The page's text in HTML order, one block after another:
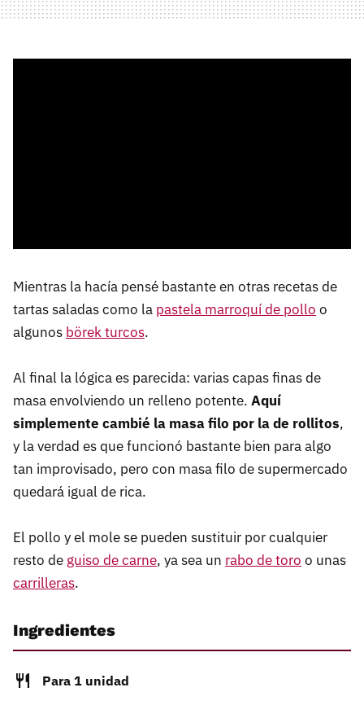
Mientras la hacía pensé bastante en otras recetas de
tartas saladas como la pastela marroquí de pollo o
algunos börek turcos.
Al final la lógica es parecida: varias capas finas de
masa envolviendo un relleno potente. Aquí
simplemente cambié la masa filo por la de rollitos,
y la verdad es que funcionó bastante bien para algo
tan improvisado, pero con masa filo de supermercado
quedará igual de rica.
El pollo y el mole se pueden sustituir por cualquier
resto de guiso de carne, ya sea un rabo de toro o unas
carrilleras.
Ingredientes
Para 1 unidad